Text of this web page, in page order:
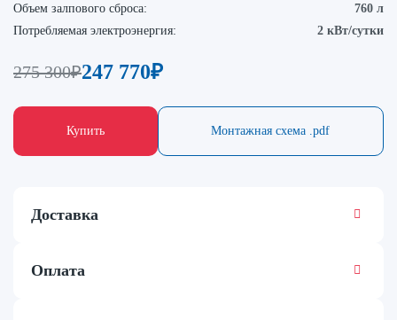
Объем залпового сброса:
760 л
Потребляемая электроэнергия:
2 кВт/сутки
275 300₽247 770₽
Купить Монтажная схема .pdf
Доставка
Оплата